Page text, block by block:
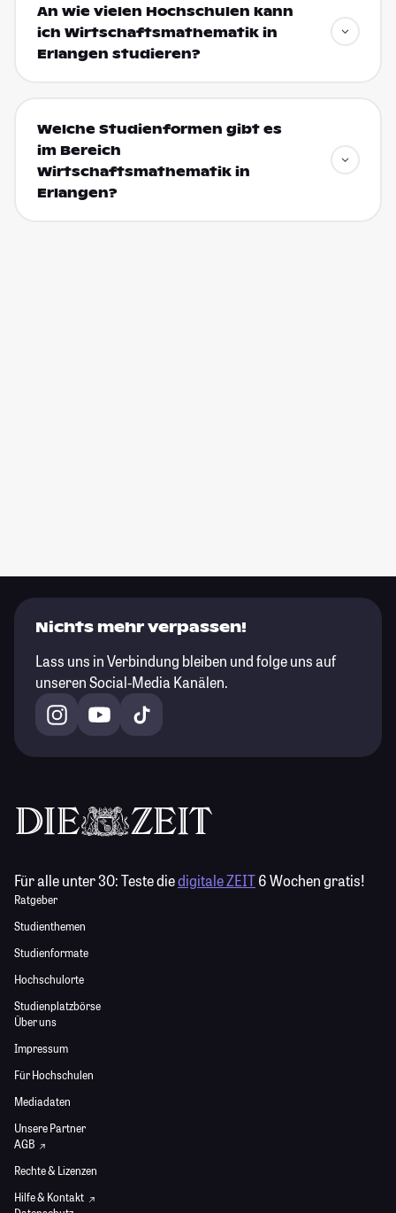
An wie vielen Hochschulen kann
ich Wirtschaftsmathematik in
Erlangen studieren?
Welche Studienformen gibt es
im Bereich
Wirtschaftsmathematik in
Erlangen?
Nichts mehr verpassen!
Lass uns in Verbindung bleiben und folge uns auf
unseren Social-Media Kanälen.
Für alle unter 30:Teste diedigitale ZEIT6 Wochen gratis!
Ratgeber
Studienthemen
Studienformate
Hochschulorte
Studienplatzbörse
Über uns
Impressum
Für Hochschulen
Mediadaten
Unsere Partner
AGB
Rechte & Lizenzen
Hilfe & Kontakt